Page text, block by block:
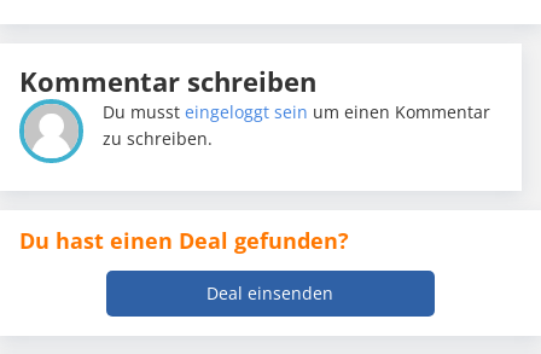
Kommentar schreiben
Du mussteingeloggt sein um einen Kommentar
zu schreiben.
Du hast einen Deal gefunden?
Deal einsenden